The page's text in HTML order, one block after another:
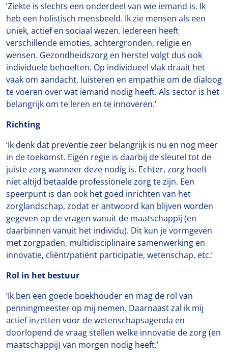
‘Ziekte is slechts een onderdeel van wie iemand is. Ik
heb een holistisch mensbeeld. Ik zie mensen als een
uniek, actief en sociaal wezen. Iedereen heeft
verschillende emoties, achtergronden, religie en
wensen. Gezondheidszorg en herstel volgt dus ook
individuele behoeften. Op individueel vlak draait het
vaak om aandacht, luisteren en empathie om de dialoog
te voeren over wat iemand nodig heeft. Als sector is het
belangrijk om te leren en te innoveren.’
Richting
‘Ik denk dat preventie zeer belangrijk is nu en nog meer
in de toekomst. Eigen regie is daarbij de sleutel tot de
juiste zorg wanneer deze nodig is. Echter, zorg hoeft
niet altijd betaalde professionele zorg te zijn. Een
speerpunt is dan ook het goed inrichten van het
zorglandschap, zodat er antwoord kan blijven worden
gegeven op de vragen vanuit de maatschappij (en
daarbinnen vanuit het individu). Dit kun je vormgeven
met zorgpaden, multidisciplinaire samenwerking en
innovatie, cliënt/patiënt participatie, wetenschap, etc.’
Rol in het bestuur
‘Ik ben een goede boekhouder en mag de rol van
penningmeester op mij nemen. Daarnaast zal ik mij
actief inzetten voor de wetenschapsagenda en
doorlopend de vraag stellen welke innovatie de zorg (en
maatschappij) van morgen nodig heeft.’